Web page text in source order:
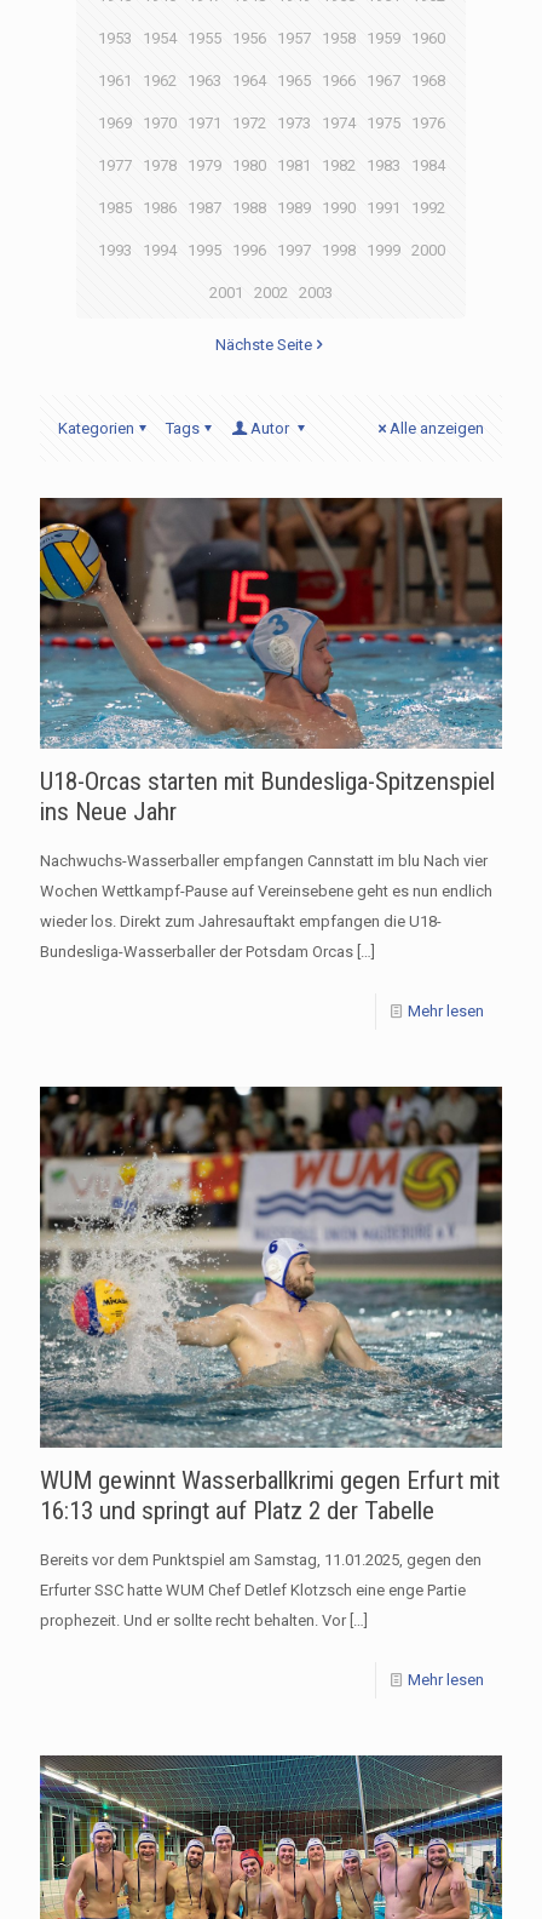
1953 1954 1955 1956 1957 1958 1959 1960
1961 1962 1963 1964 1965 1966 1967 1968
1969 1970 1971 1972 1973 1974 1975 1976
1977 1978 1979 1980 1981 1982 1983 1984
1985 1986 1987 1988 1989 1990 1991 1992
1993 1994 1995 1996 1997 1998 1999 2000
2001 2002 2003
Nächste Seite
Kategorien Tags Autor Alle anzeigen
U18-Orcas starten mit Bundesliga-Spitzenspiel
ins Neue Jahr
Nachwuchs-Wasserballer empfangen Cannstatt im blu Nach vier
Wochen Wettkampf-Pause auf Vereinsebene geht es nun endlich
wieder los. Direkt zum Jahresauftakt empfangen die U18-
Bundesliga-Wasserballer der Potsdam Orcas […]
Mehr lesen
WUM gewinnt Wasserballkrimi gegen Erfurt mit
16:13 und springt auf Platz 2 der Tabelle
Bereits vor dem Punktspiel am Samstag, 11.01.2025, gegen den
Erfurter SSC hatte WUM Chef Detlef Klotzsch eine enge Partie
prophezeit. Und er sollte recht behalten. Vor[…]
Mehr lesen